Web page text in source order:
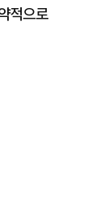
적으로